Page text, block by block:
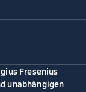
Fresenius
unabhängigen